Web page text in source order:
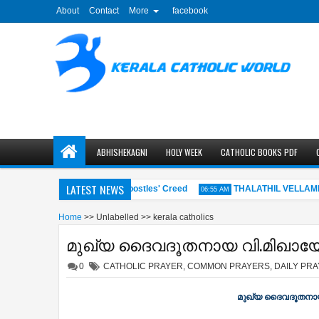
About Contact More facebook
ABHISHEKAGNI HOLY WEEK CATHOLIC BOOKS PDF
LATEST NEWS
- The Apostles' Creed 06:55 AM THALATHIL
Home >> Unlabelled >> kerala catholics
മുഖ്യ ദൈവദൂതനായ
0 CATHOLIC PRAYER, COMMON PRAYERS, DAILY
മുഖ്യ ദൈവദൂതനായ